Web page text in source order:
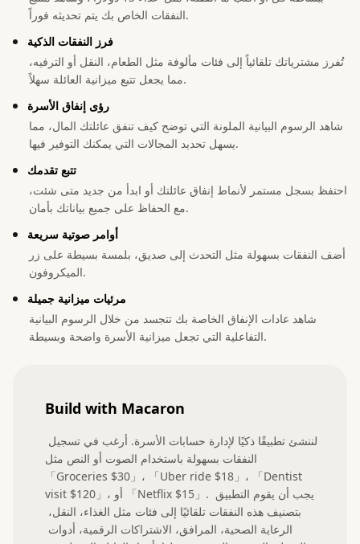
النفقات الخاص بك يتم تحديثه فوراً.
فرز النفقات الذكية
تُفرز مشترياتك تلقائياً إلى فئات مألوفة مثل الطعام، النقل أو الترفيه،
مما يجعل تتبع ميزانية العائلة سهلاً.
رؤى إنفاق الأسرة
شاهد الرسوم البيانية الملونة التي توضح كيف تنفق عائلتك المال، مما
يسهل تحديد المجالات التي يمكنك التوفير فيها.
تتبع تقدمك
احتفظ بسجل مستمر لأنماط إنفاق عائلتك أو ابدأ من جديد متى شئت،
مع الحفاظ على جميع بياناتك بأمان.
أوامر صوتية سريعة
أضف النفقات بسهولة مثل التحدث إلى صديق، بلمسة بسيطة على زر
الميكروفون.
مرئيات ميزانية جميلة
شاهد عادات الإنفاق الخاصة بك تتجسد من خلال الرسوم البيانية
التفاعلية التي تجعل ميزانية الأسرة واضحة وبسيطة.
Build with Macaron
النفقات بسهولة باستخدام الصوت أو النص مثل
「Groceries $30」، 「Uber ride $18」، 「Dentist
visit $120」، أو 「Netflix $15」. يجب أن يقوم التطبيق